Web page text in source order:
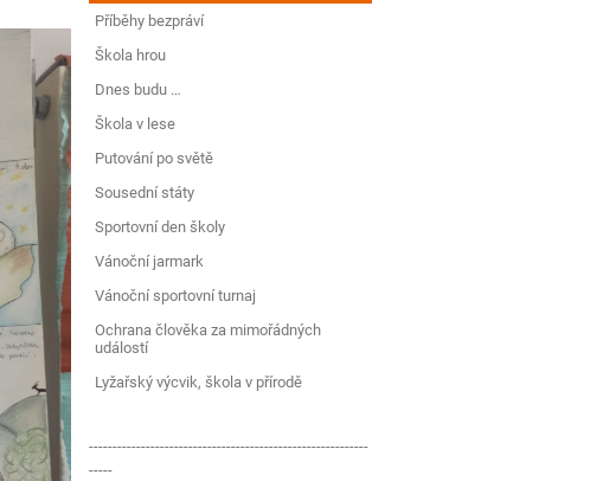
Příběhy bezpráví
Škola hrou
Dnes budu …
Škola v lese
Putování po světě
Sousední státy
Sportovní den školy
Vánoční jarmark
Vánoční sportovní turnaj
Ochrana člověka za mimořádných
událostí
Lyžařský výcvik, škola v přírodě
-----------------------------------------------------------
-----